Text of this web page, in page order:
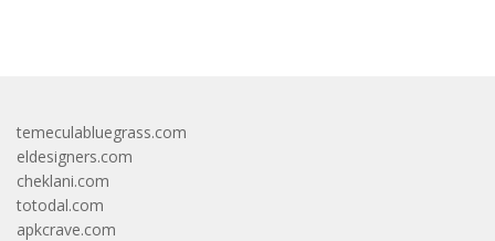
temeculabluegrass.com
eldesigners.com
cheklani.com
totodal.com
apkcrave.com